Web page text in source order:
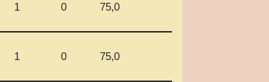
1 0 75,0
1 0 75,0